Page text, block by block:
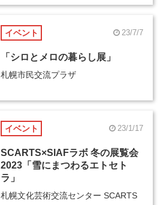
イベント 23/7/7
「シロとメロの暮らし展」
札幌市民交流プラザ
イベント 23/1/17
SCARTS×SIAFラボ 冬の展覧会
2023「雪にまつわるエトセト
ラ」
札幌文化芸術交流センター SCARTS